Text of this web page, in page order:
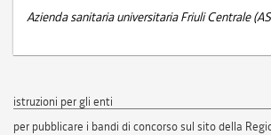
Azienda sanitaria universitaria Friuli Centrale
istruzioni per gli enti
per pubblicare i bandi di concorso sul sito della